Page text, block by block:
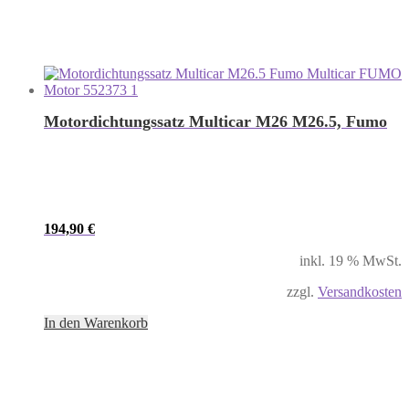
Motordichtungssatz Multicar M26 M26.5, Fumo
194,90 €
inkl. 19 % MwSt.
zzgl. Versandkosten
In den Warenkorb